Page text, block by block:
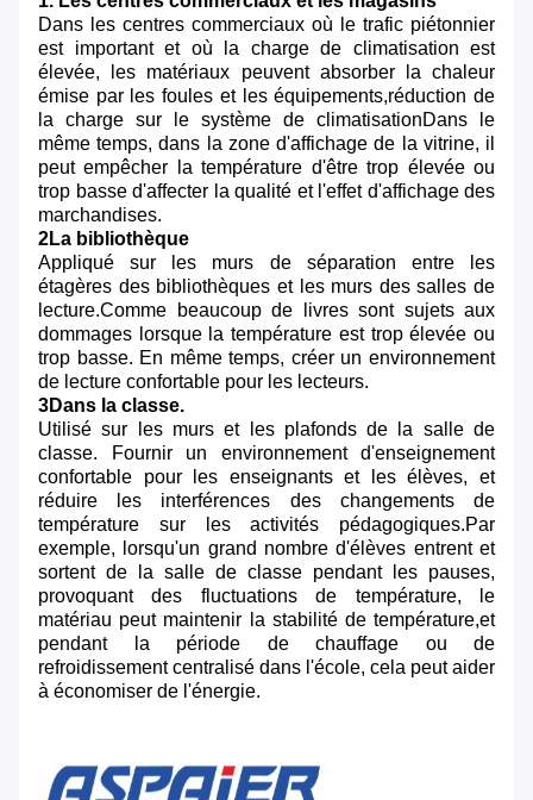
Dans les centres commerciaux où le trafic piétonnier
est important et où la charge de climatisation est
élevée, les matériaux peuvent absorber la chaleur
émise par les foules et les équipements,réduction de
la charge sur le système de climatisationDans le
même temps, dans la zone d'affichage de la vitrine, il
peut empêcher la température d'être trop élevée ou
trop basse d'affecter la qualité et l'effet d'affichage des
marchandises.
2La bibliothèque
Appliqué sur les murs de séparation entre les
étagères des bibliothèques et les murs des salles de
lecture.Comme beaucoup de livres sont sujets aux
dommages lorsque la température est trop élevée ou
trop basse. En même temps, créer un environnement
de lecture confortable pour les lecteurs.
3Dans la classe.
Utilisé sur les murs et les plafonds de la salle de
classe. Fournir un environnement d'enseignement
confortable pour les enseignants et les élèves, et
réduire les interférences des changements de
température sur les activités pédagogiques.Par
exemple, lorsqu'un grand nombre d'élèves entrent et
sortent de la salle de classe pendant les pauses,
provoquant des fluctuations de température, le
matériau peut maintenir la stabilité de température,et
pendant la période de chauffage ou de
refroidissement centralisé dans l'école, cela peut aider
à économiser de l'énergie.